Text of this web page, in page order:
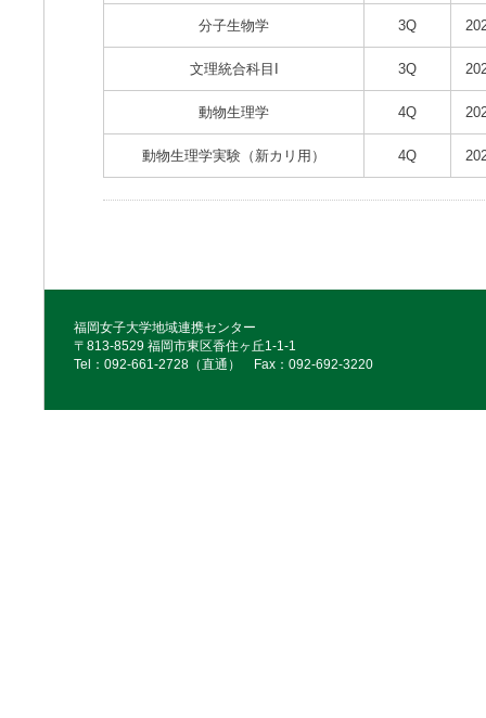
分子生物学 3Q
文理統合科目I 3Q
動物生理学 4Q
動物生理学実験（新カリ用） 4Q
福岡女子大学地域連携センター
〒813-8529 福岡市東区香住ヶ丘1-1-1
Tel：092‐661‐2728（直通） Fax：092‐692‐3220